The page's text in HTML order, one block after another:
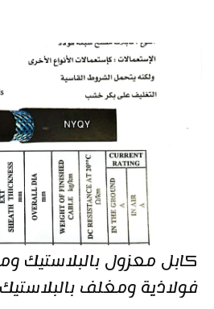
كابل معزول بالبلاستيك
فولاذية ومغلف بالبلاستيك